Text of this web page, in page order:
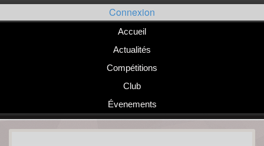
Passer
au
Connexion
Accueil
Actualités
Compétitions
Club
Évenements